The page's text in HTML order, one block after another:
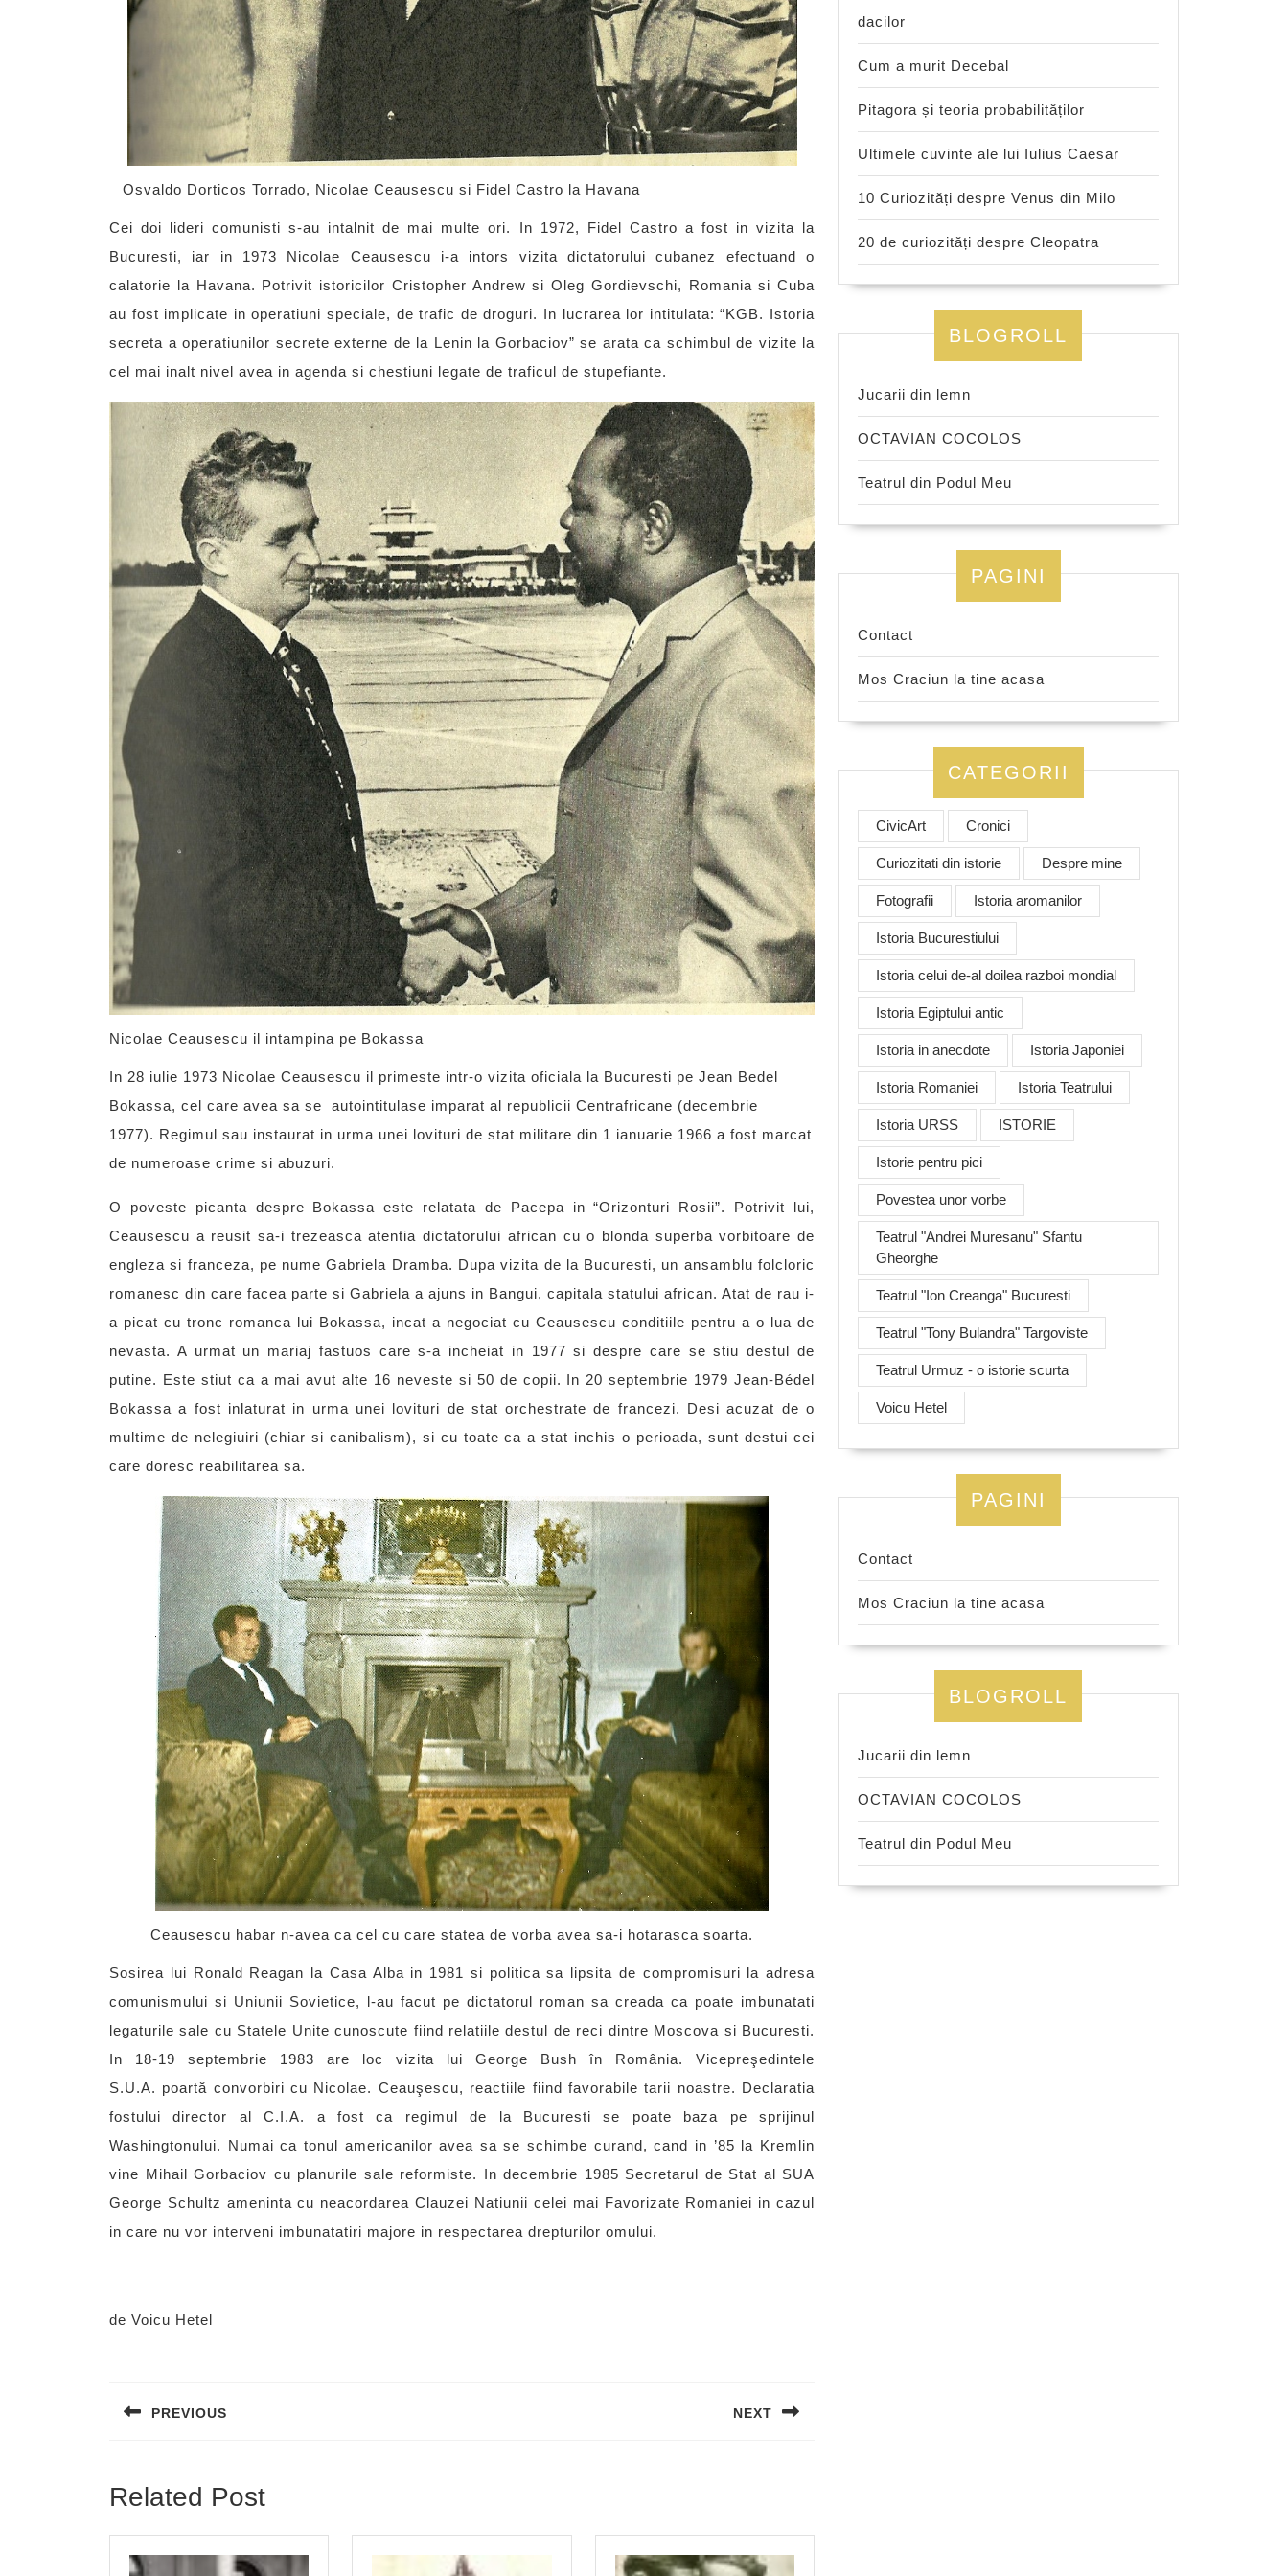
Osvaldo Dorticos Torrado, Nicolae Ceausescu si Fidel Castro la Havana
Cei doi lideri comunisti s-au intalnit de mai multe ori. In 1972, Fidel Castro a fost in vizita la
Bucuresti, iar in 1973 Nicolae Ceausescu i-a intors vizita dictatorului cubanez efectuand o
calatorie la Havana. Potrivit istoricilor Cristopher Andrew si Oleg Gordievschi, Romania si Cuba
au fost implicate in operatiuni speciale, de trafic de droguri. In lucrarea lor intitulata: “KGB. Istoria
secreta a operatiunilor secrete externe de la Lenin la Gorbaciov” se arata ca schimbul de vizite la
cel mai inalt nivel avea in agenda si chestiuni legate de traficul de stupefiante.
Nicolae Ceausescu il intampina pe Bokassa
In 28 iulie 1973 Nicolae Ceausescu il primeste intr-o vizita oficiala la Bucuresti pe Jean Bedel
Bokassa, cel care avea sa se autointitulase imparat al republicii Centrafricane (decembrie
1977). Regimul sau instaurat in urma unei lovituri de stat militare din 1 ianuarie 1966 a fost marcat
de numeroase crime si abuzuri.
O poveste picanta despre Bokassa este relatata de Pacepa in “Orizonturi Rosii”. Potrivit lui,
Ceausescu a reusit sa-i trezeasca atentia dictatorului african cu o blonda superba vorbitoare de
engleza si franceza, pe nume Gabriela Dramba. Dupa vizita de la Bucuresti, un ansamblu folcloric
romanesc din care facea parte si Gabriela a ajuns in Bangui, capitala statului african. Atat de rau i-
a picat cu tronc romanca lui Bokassa, incat a negociat cu Ceausescu conditiile pentru a o lua de
nevasta. A urmat un mariaj fastuos care s-a incheiat in 1977 si despre care se stiu destul de
putine. Este stiut ca a mai avut alte 16 neveste si 50 de copii. In 20 septembrie 1979 Jean-Bédel
Bokassa a fost inlaturat in urma unei lovituri de stat orchestrate de francezi. Desi acuzat de o
multime de nelegiuiri (chiar si canibalism), si cu toate ca a stat inchis o perioada, sunt destui cei
care doresc reabilitarea sa.
Ceausescu habar n-avea ca cel cu care statea de vorba avea sa-i hotarasca soarta.
Sosirea lui Ronald Reagan la Casa Alba in 1981 si politica sa lipsita de compromisuri la adresa
comunismului si Uniunii Sovietice, l-au facut pe dictatorul roman sa creada ca poate imbunatati
legaturile sale cu Statele Unite cunoscute fiind relatiile destul de reci dintre Moscova si Bucuresti.
In 18-19 septembrie 1983 are loc vizita lui George Bush în România. Vicepreşedintele
S.U.A. poartă convorbiri cu Nicolae. Ceauşescu, reactiile fiind favorabile tarii noastre. Declaratia
fostului director al C.I.A. a fost ca regimul de la Bucuresti se poate baza pe sprijinul
Washingtonului. Numai ca tonul americanilor avea sa se schimbe curand, cand in ’85 la Kremlin
vine Mihail Gorbaciov cu planurile sale reformiste. In decembrie 1985 Secretarul de Stat al SUA
George Schultz ameninta cu neacordarea Clauzei Natiunii celei mai Favorizate Romaniei in cazul
in care nu vor interveni imbunatatiri majore in respectarea drepturilor omului.
de Voicu Hetel
navigation
PREVIOUS NEXT
Related Post
dacilor
Cum a murit Decebal
Pitagora și teoria probabilităților
Ultimele cuvinte ale lui Iulius Caesar
10 Curiozități despre Venus din Milo
20 de curiozități despre Cleopatra
BLOGROLL
Jucarii din lemn
OCTAVIAN COCOLOS
Teatrul din Podul Meu
PAGINI
Contact
Mos Craciun la tine acasa
CATEGORII
CivicArt Cronici
Curiozitati din istorie Despre mine
Fotografii Istoria aromanilor
Istoria Bucurestiului
Istoria celui de-al doilea razboi mondial
Istoria Egiptului antic
Istoria in anecdote Istoria Japoniei
Istoria Romaniei Istoria Teatrului
Istoria URSS ISTORIE
Istorie pentru pici
Povestea unor vorbe
Teatrul "Andrei Muresanu" Sfantu
Gheorghe
Teatrul "Ion Creanga" Bucuresti
Teatrul "Tony Bulandra" Targoviste
Teatrul Urmuz - o istorie scurta
Voicu Hetel
PAGINI
Contact
Mos Craciun la tine acasa
BLOGROLL
Jucarii din lemn
OCTAVIAN COCOLOS
Teatrul din Podul Meu